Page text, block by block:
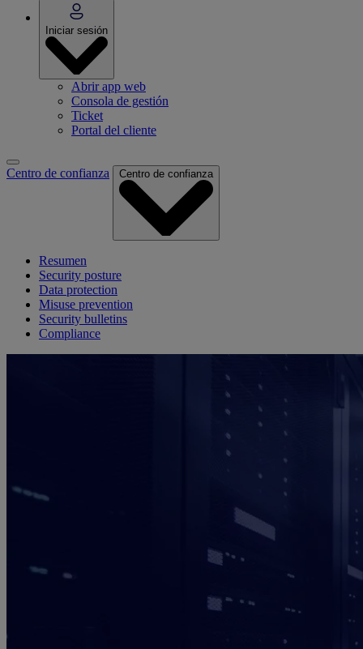
Iniciar sesión
Abrir app web
Consola de gestión
Ticket
Portal del cliente
Centro de confianza Centro de confianza
Resumen
Security posture
Data protection
Misuse prevention
Security bulletins
Compliance